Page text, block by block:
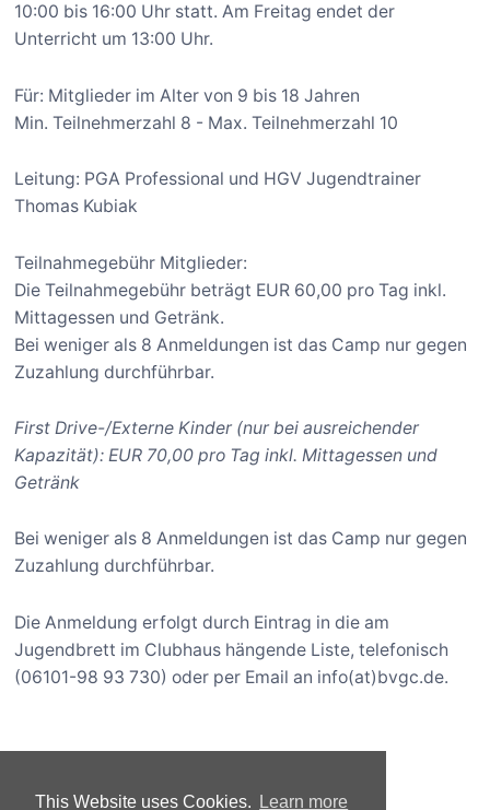
This Website uses Cookies. Learn more
10:00 bis 16:00 Uhr statt. Am Freitag endet der
Unterricht um 13:00 Uhr.
Für: Mitglieder im Alter von 9 bis 18 Jahren
Min. Teilnehmerzahl 8 - Max. Teilnehmerzahl 10
Leitung: PGA Professional und HGV Jugendtrainer
Thomas Kubiak
Teilnahmegebühr Mitglieder:
Die Teilnahmegebühr beträgt EUR 60,00 pro Tag inkl.
Mittagessen und Getränk.
Bei weniger als 8 Anmeldungen ist das Camp nur gegen
Zuzahlung durchführbar.
First Drive-/Externe Kinder (nur bei ausreichender
Kapazität): EUR 70,00 pro Tag inkl. Mittagessen und
Getränk
Bei weniger als 8 Anmeldungen ist das Camp nur gegen
Zuzahlung durchführbar.
Die Anmeldung erfolgt durch Eintrag in die am
Jugendbrett im Clubhaus hängende Liste, telefonisch
(06101-98 93 730) oder per Email an info(at)bvgc.de.